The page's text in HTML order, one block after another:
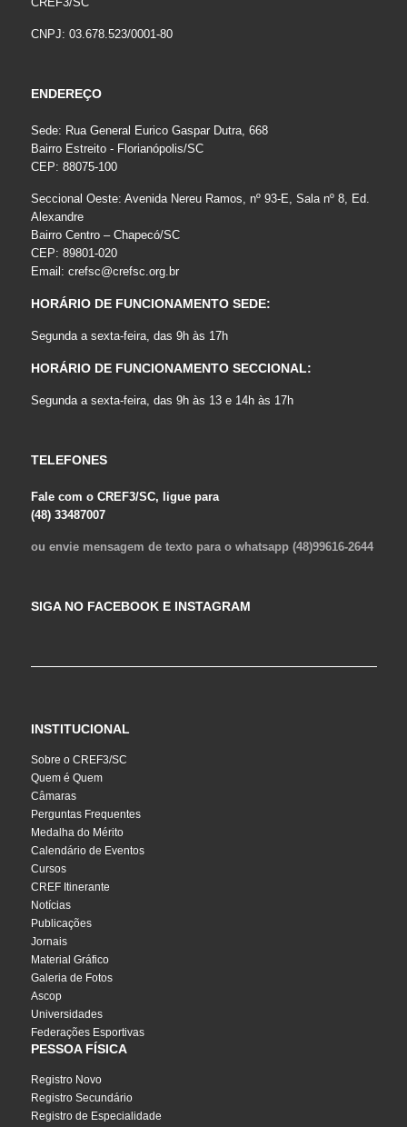
CNPJ: 03.678.523/0001-80
ENDEREÇO
Sede: Rua General Eurico Gaspar Dutra, 668
Bairro Estreito - Florianópolis/SC
CEP: 88075-100
Seccional Oeste: Avenida Nereu Ramos, nº 93-E, Sala nº 8, Ed.
Alexandre
Bairro Centro – Chapecó/SC
CEP: 89801-020
Email: crefsc@crefsc.org.br
HORÁRIO DE FUNCIONAMENTO SEDE:
Segunda a sexta-feira, das 9h às 17h
HORÁRIO DE FUNCIONAMENTO SECCIONAL:
Segunda a sexta-feira, das 9h às 13 e 14h às 17h
TELEFONES
Fale com o CREF3/SC, ligue para
(48) 33487007
ou envie mensagem de texto para o whatsapp (48)99616-2644
SIGA NO FACEBOOK E INSTAGRAM
INSTITUCIONAL
Sobre o CREF3/SC
Quem é Quem
Câmaras
Perguntas Frequentes
Medalha do Mérito
Calendário de Eventos
Cursos
CREF Itinerante
Notícias
Publicações
Jornais
Material Gráfico
Galeria de Fotos
Ascop
Universidades
Federações Esportivas
PESSOA FÍSICA
Registro Novo
Registro Secundário
Registro de Especialidade